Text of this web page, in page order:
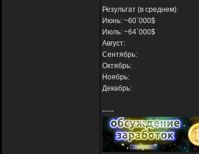
Результат (в среднем):
Июнь: ~60`000$
Июль: ~64`000$
Август:
Сентябрь:
Октябрь:
Ноябрь:
Декабрь:
-----